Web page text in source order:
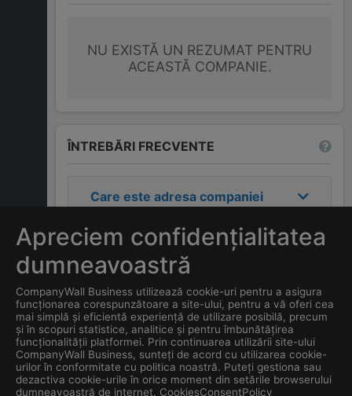
NU EXISTĂ UN REZUMAT PENTRU
ACEASTĂ COMPANIE.
ÎNTREBĂRI FRECVENTE
Care este adresa companiei
Care este contactul
companieiESPRESSO
SERENITY S.R.L.?
Care este data înființării
companieiESPRESSO
SERENITY S.R.L.?
Apreciem confidențialitatea
dumneavoastră
CompanyWall Business utilizează cookie-uri pentru a asigura
funcționarea corespunzătoare a site-ului, pentru a vă oferi cea
mai simplă și eficientă experiență de utilizare posibilă, precum
și în scopuri statistice, analitice și pentru îmbunătățirea
funcționalității platformei. Prin continuarea utilizării site-ului
CompanyWall Business, sunteți de acord cu utilizarea cookie-
urilor în conformitate cu politica noastră. Puteți gestiona sau
dezactiva cookie-urile în orice moment din setările browserului
dumneavoastră de internet. CookiesConsentPolicy